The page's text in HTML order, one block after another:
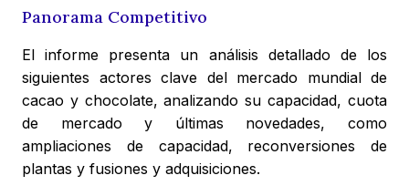
Panorama Competitivo
El informe presenta un análisis detallado de los
siguientes actores clave del mercado mundial de
cacao y chocolate, analizando su capacidad, cuota
de mercado y últimas novedades, como
ampliaciones de capacidad, reconversiones de
plantas y fusiones y adquisiciones.